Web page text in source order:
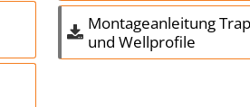
Montageanleitung
und Wellprofile